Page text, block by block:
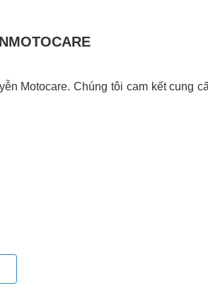
Motocare. Chúng tôi cam kết cung